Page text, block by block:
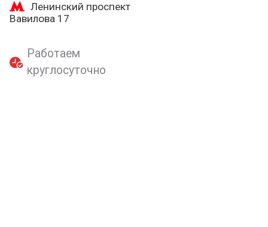
Ленинский проспект
Вавилова 17
Работаем
круглосуточно